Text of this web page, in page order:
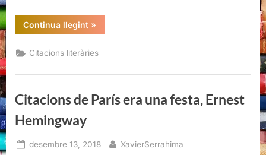
Continua llegint“Citacions
de
era
una
Ernest
»
Citacions literàries
Citacions de París era una festa, Ernest
Hemingway
Posted
desembre 13, 2018 By
XavierSerrahima